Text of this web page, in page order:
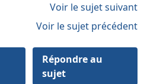
Voir le sujet suivant
Voir le sujet précédent
Répondre au
sujet